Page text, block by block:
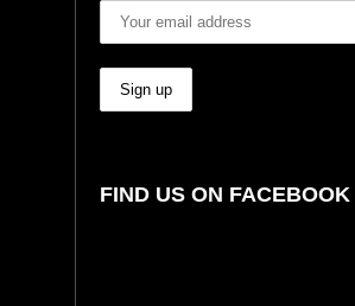
FIND US ON FACEBOOK